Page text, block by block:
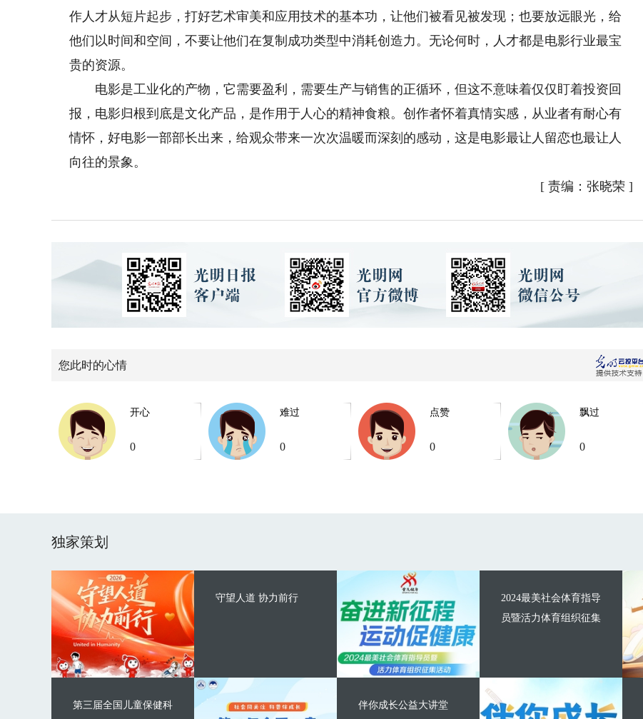
作人才从短片起步，打好艺术审美和应用技术的基本功，让他们被看见被发现；也要放远眼光，给
他们以时间和空间，不要让他们在复制成功类型中消耗创造力。无论何时，人才都是电影行业最宝
贵的资源。
电影是工业化的产物，它需要盈利，需要生产与销售的正循环，但这不意味着仅仅盯着投资回
报，电影归根到底是文化产品，是作用于人心的精神食粮。创作者怀着真情实感，从业者有耐心有
情怀，好电影一部部长出来，给观众带来一次次温暖而深刻的感动，这是电影最让人留恋也最让人
向往的景象。
[ 责编：张晓荣 ]
您此时的心情
开心
0
难过
0
点赞
0
飘过
0
独家策划
守望人道 协力前行
第三届全国儿童保健科
2024最美社会体育指导
员暨活力体育组织征集
伴你成长公益大讲堂